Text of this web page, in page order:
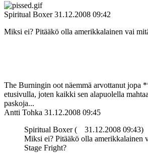
Spiritual Boxer 31.12.2008 09:42
Miksi ei? Pitääkö olla amerikkalainen vai
The Burningin oot näemmä arvottanut jopa
etusivulla, joten kaikki sen alapuolella
paskoja...
Antti Tohka 31.12.2008 09:45
Spiritual Boxer (
31.12.2008 09:43)
Miksi ei? Pitääkö olla amerikkalainen
Stage Fright?